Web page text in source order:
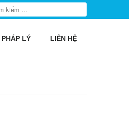
PHÁP LÝ LIÊN HỆ